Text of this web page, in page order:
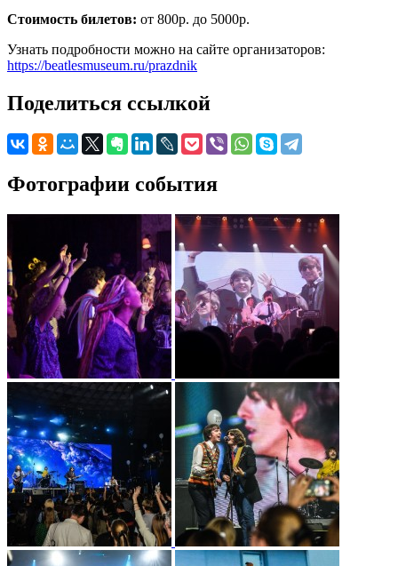
Стоимость билетов: от 800р. до 5000р.
Узнать подробности можно на сайте организаторов:
https://beatlesmuseum.ru/prazdnik
Поделиться ссылкой
Фотографии события